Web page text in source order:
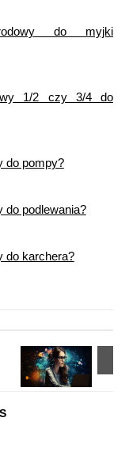
do myjki
1/2 czy 3/4 do
do pompy?
do podlewania?
do karchera?